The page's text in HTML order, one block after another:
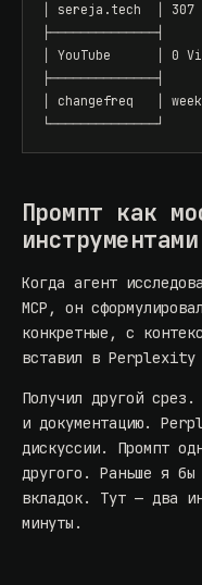
│ sereja.tech  │
├──────────────┤
│ YouTube      │ 0
├──────────────┤
│ changefreq   │
└──────────────┘
Промпт как
инструментами
Когда агент
MCP, он
конкретные, с
вставил в Perplexity
Получил другой срез.
и документацию.
дискуссии. Промпт
другого. Раньше я
вкладок. Тут — два
минуты.